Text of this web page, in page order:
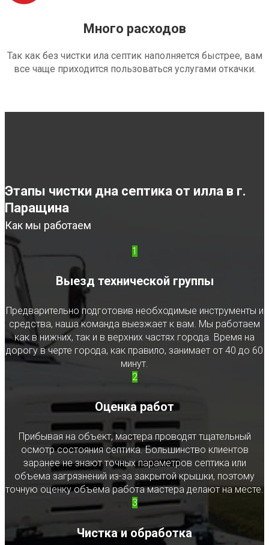
Много расходов
Так как без чистки ила септик наполняется быстрее, вам
все чаще приходится пользоваться услугами откачки.
Этапы чистки дна септика от илла в г.
Паращина
Как мы работаем
1
Выезд технической группы
Предварительно подготовив необходимые инструменты и
средства, наша команда выезжает к вам. Мы работаем
как в нижних, так и в верхних частях города. Время на
дорогу в черте города, как правило, занимает от 40 до 60
минут.
2
Оценка работ
Прибывая на объект, мастера проводят тщательный
осмотр состояния септика. Большинство клиентов
заранее не знают точных параметров септика или
объема загрязнений из-за закрытой крышки, поэтому
точную оценку объема работа мастера делают на месте.
3
Чистка и обработка